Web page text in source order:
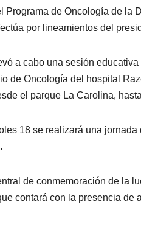
Programa de Oncología de la
por lineamientos del
a cabo una sesión
de Oncología del hospital
el parque La Carolina,
18 se realizará una
de conmemoración de la
contará con la presencia de